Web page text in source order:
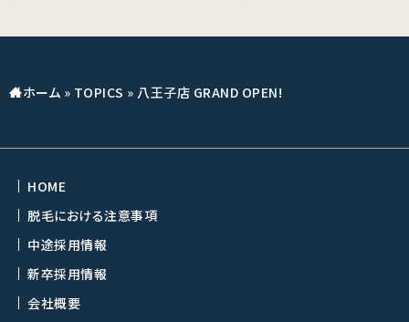
ホーム » TOPICS » 八王子店 GRAND OPEN!
HOME
脱毛における注意事項
中途採用情報
新卒採用情報
会社概要